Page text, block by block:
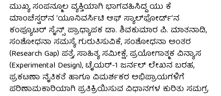
ಮುಖ್ಯ ಸಂಪನ್ಮೂಲ ವ್ಯಕ್ತಿಯಾಗಿ ಭಾಗವಹಿಸಿದ್ದ ಯು ಕೆ
ಮಾಂಚೆಸ್ಟರ್‌ನ ‘ಯೂನಿವರ್ಸಿಟಿ ಆಫ್ ಸ್ಯಾಲ್‌ಫೋರ್ಡ್’ನ
ಕಂಪ್ಯೂಟರ್ ಸೈನ್ಸ್ ಪ್ರಾಧ್ಯಾಪಕ ಡಾ. ಶಿವಕುಮಾರ ಪಿ. ಮಾತನಾಡಿ,
ಸಂಶೋಧನಾ ಸಮಸ್ಯೆ ಗುರುತಿಸುವಿಕೆ, ಸಂಶೋಧನಾ ಅಂತರ
(Research Gap) ಪತ್ತೆ, ಸಾಹಿತ್ಯ ಸಮೀಕ್ಷೆ, ಪ್ರಯೋಗಾತ್ಮಕ ವಿನ್ಯಾಸ
(Experimental Design), ಟೈಯರ್-1 ಜರ್ನಲ್ ಲೇಖನ ಬರಹ,
ಪ್ರಕಟಣಾ ನೈತಿಕತೆ ಹಾಗೂ ವಿಮರ್ಶಕರ ಅಭಿಪ್ರಾಯಗಳಿಗೆ
ಪರಿಣಾಮಕಾರಿಯಾಗಿ ಪ್ರತಿಕ್ರಿಯಿಸುವ ವಿಧಾನಗಳ ಕುರಿತು ಸಮಗ್ರ